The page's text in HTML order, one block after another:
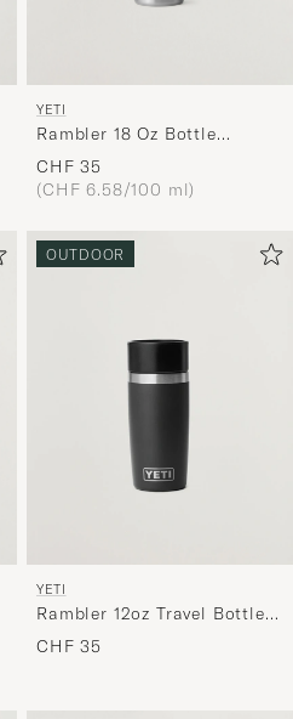
YETI
Rambler 18 Oz Bottle
Rescure Red
CHF 35
(CHF 6.58/100 ml)
OUTDOOR
YETI
Rambler 12oz Travel Bottle
Black
CHF 35